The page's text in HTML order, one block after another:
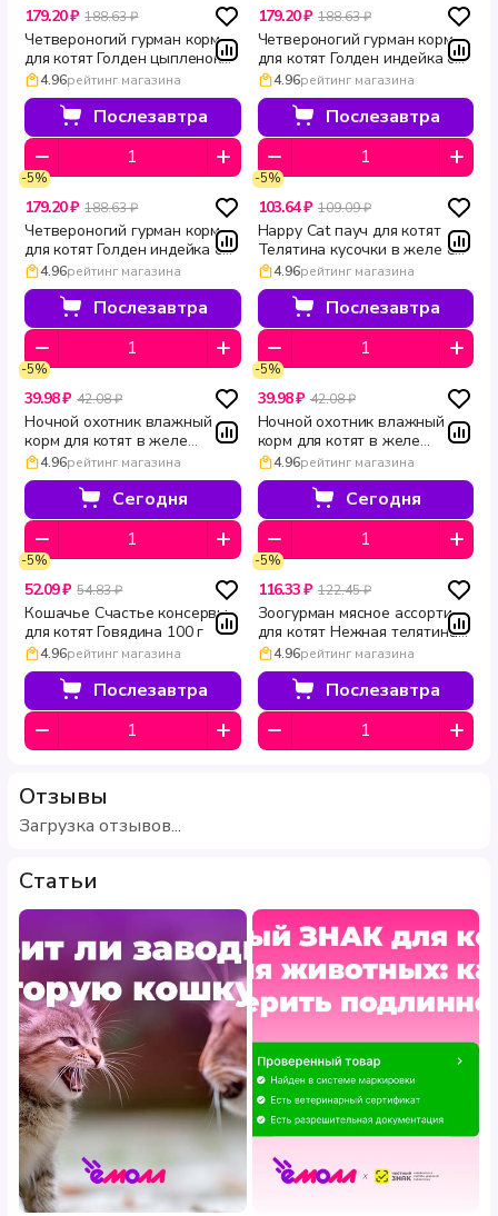
179.20 ₽ 188.63 ₽
Четвероногий гурман корм
для котят Голден цыпленок
телятина в желе 100 г
4.96рейтинг магазина
Послезавтра
179.20 ₽ 188.63 ₽
Четвероногий гурман корм
для котят Голден индейка с
телятиной в желе 100 г
4.96рейтинг магазина
Послезавтра
-5%
179.20 ₽ 188.63 ₽
Четвероногий гурман корм
для котят Голден индейка с
потрошками в желе 100 г
4.96рейтинг магазина
Послезавтра
-5%
103.64 ₽ 109.09 ₽
Happy Cat пауч для котят
Телятина кусочки в желе 85
г 4.96рейтинг магазина
Послезавтра
-5%
39.98 ₽ 42.08 ₽
Ночной охотник влажный
корм для котят в желе
Цыпленок Кролик 100 г
4.96рейтинг магазина
Сегодня
-5%
39.98 ₽ 42.08 ₽
Ночной охотник влажный
корм для котят в желе
Телятина и ягненок 100 г
4.96рейтинг магазина
Сегодня
-5%
52.09 ₽ 54.83 ₽
Кошачье Счастье консервы
для котят Говядина 100 г
4.96рейтинг магазина
Послезавтра
-5%
116.33 ₽ 122.45 ₽
Зоогурман мясное ассорти
для котят Нежная телятина
100 г
4.96рейтинг магазина
Послезавтра
Отзывы
Загрузка отзывов...
Статьи